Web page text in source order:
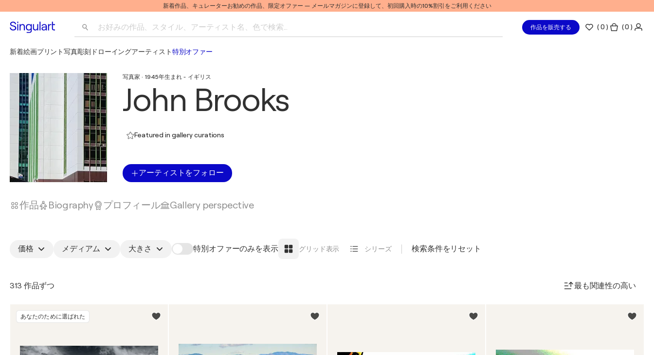
新着作品、キュレーターお勧めの作品、限定オファー — メールマガジンに登録して、初回購入時の10%割引をご利用ください
お好みの作品、スタイル、アーティスト名、色で検索... 作品を販売する (0 ) ( 0 )
新着絵画プリント写真彫刻 ドローイングアーティスト特別オファー
写真家 · 1945年生まれ - イギリス
John Brooks
Featured in gallery curations
アーティストをフォロー
作品 Biography プロフィール Gallery perspective
価格 メディアム 大きさ 特別オファーのみを表示 グリッド表示 シリーズ 検索条件をリセット
313 作品ずつ 最も関連性の高い
あなたのために選ばれた